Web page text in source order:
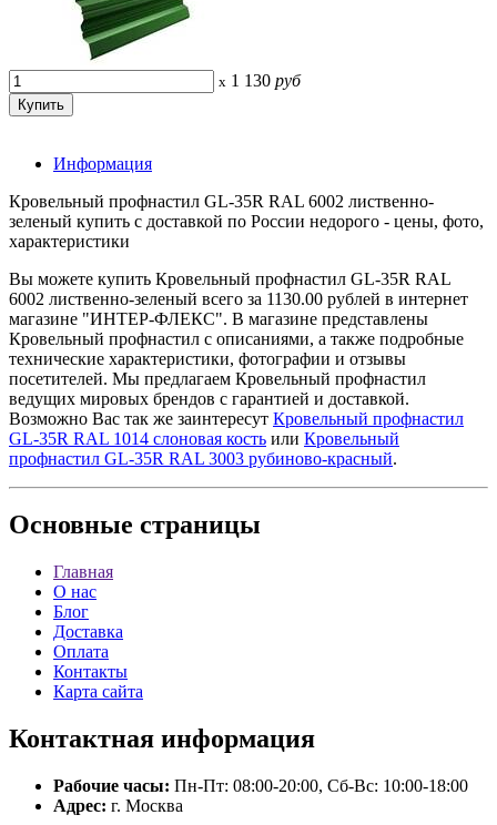
x 1 130 руб
Информация
Кровельный профнастил GL-35R RAL 6002 лиственно-
зеленый купить с доставкой по России недорого - цены, фото,
характеристики
Вы можете купить Кровельный профнастил GL-35R RAL
6002 лиственно-зеленый всего за 1130.00 рублей в интернет
магазине "ИНТЕР-ФЛЕКС". В магазине представлены
Кровельный профнастил с описаниями, а также подробные
технические характеристики, фотографии и отзывы
посетителей. Мы предлагаем Кровельный профнастил
ведущих мировых брендов с гарантией и доставкой.
Возможно Вас так же заинтересут Кровельный профнастил
GL-35R RAL 1014 слоновая кость или Кровельный
профнастил GL-35R RAL 3003 рубиново-красный.
Основные страницы
Главная
О нас
Блог
Доставка
Оплата
Контакты
Карта сайта
Контактная информация
Рабочие часы: Пн-Пт: 08:00-20:00, Сб-Вс: 10:00-18:00
Адрес: г. Москва